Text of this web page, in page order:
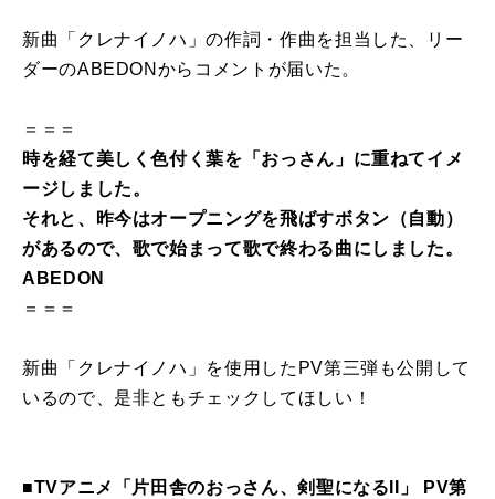
新曲「クレナイノハ」の作詞・作曲を担当した、リー
ダーのABEDONからコメントが届いた。
＝＝＝
時を経て美しく色付く葉を「おっさん」に重ねてイメ
ージしました。
それと、昨今はオープニングを飛ばすボタン（自動）
があるので、歌で始まって歌で終わる曲にしました。
ABEDON
＝＝＝
新曲「クレナイノハ」を使用したPV第三弾も公開して
いるので、是非ともチェックしてほしい！
■TVアニメ「片田舎のおっさん、剣聖になるII」 PV第